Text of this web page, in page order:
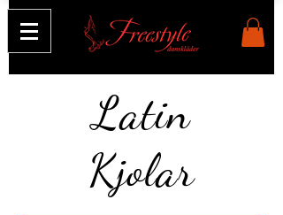
Latin
Kjolar